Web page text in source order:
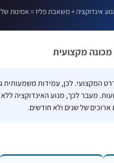
אינדוקציה + משאבת פליז = אמינות
מקצועית
המקצועי. לכן, עמידות משמעותית
מעבר לכך, מנוע האינדוקציה ללא
ארוכים של שנים ולא חודשים.